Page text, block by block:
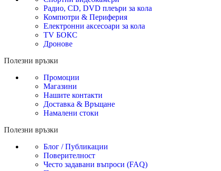
Радио, CD, DVD плеъри за кола
Компютри & Периферия
Електронни аксесоари за кола
TV БОКС
Дронове
Полезни връзки
Промоции
Магазини
Нашите контакти
Доставка & Връщане
Намалени стоки
Полезни връзки
Блог / Публикации
Поверителност
Често задавани въпроси (FAQ)